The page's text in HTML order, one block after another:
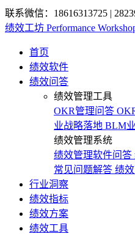
联系微信：18616313725 |
绩效工坊 Performance
首页
绩效软件
绩效问答
绩效管理工具
OKR管理问答
业战略落地 BLM
绩效管理系统
绩效管理软件问答
常见问题解答 绩
行业洞察
绩效指标
绩效方案
绩效工具